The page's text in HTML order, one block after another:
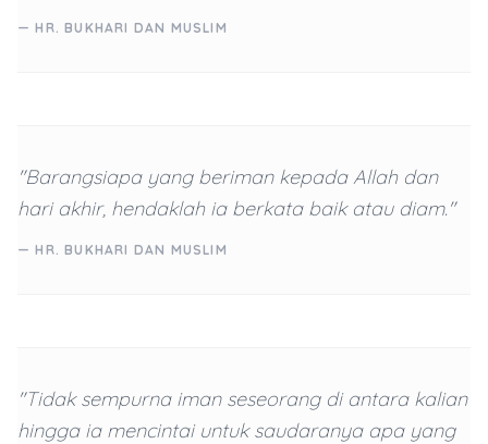
— HR. BUKHARI DAN MUSLIM
"Barangsiapa yang beriman kepada Allah dan
hari akhir, hendaklah ia berkata baik atau diam."
— HR. BUKHARI DAN MUSLIM
"Tidak sempurna iman seseorang di antara kalian
hingga ia mencintai untuk saudaranya apa yang